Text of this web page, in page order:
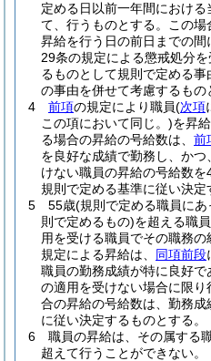
定める日以前一年間におけ
て、行うものとする。
この場
昇給を行う日の前日までの
29条の規定による懲戒処分
るものとして規則で定める
の事由を併せて考慮するもの
4
前項の規定により職員(次項
この項において同じ。)を昇
る場合の昇給の号給数は、 前
を良好な成績で勤務し、かつ、
けない職員の昇給の号給数
規則で定める基準に従い決定
5
55歳(規則で定める職員に
則で定めるもの)を超える職
用を受ける職員でその職務
規定による昇給は、 同項前段
職員の勤務成績が特に良好で
の適用を受けない場合に限
合の昇給の号給数は、勤務
に従い決定するものとする。
6
職員の昇給は、その属する
超えて行うことができない。